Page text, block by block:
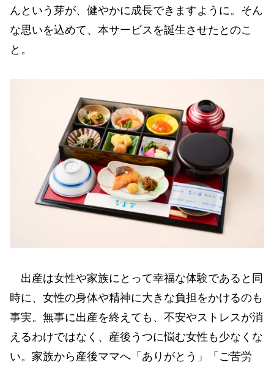
んという芽が、健やかに成長できますように。そん
な思いを込めて、本サービスを誕生させたとのこ
と。
出産は女性や家族にとって幸福な体験であると同
時に、女性の身体や精神に大きな負担をかけるのも
事実。無事に出産を終えても、不安やストレスが消
えるわけではなく、産後うつに悩む女性も少なくな
い。家族から産後ママへ「ありがとう」「ご苦労